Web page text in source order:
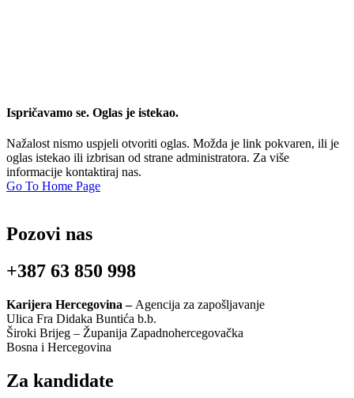
Ispričavamo se. Oglas je istekao.
Nažalost nismo uspjeli otvoriti oglas. Možda je link pokvaren, ili je
oglas istekao ili izbrisan od strane administratora. Za više
informacije kontaktiraj nas.
Go To Home Page
Pozovi nas
+387 63 850 998
Karijera Hercegovina – Agencija za zapošljavanje
Ulica Fra Didaka Buntića b.b.
Široki Brijeg – Županija Zapadnohercegovačka
Bosna i Hercegovina
Za kandidate